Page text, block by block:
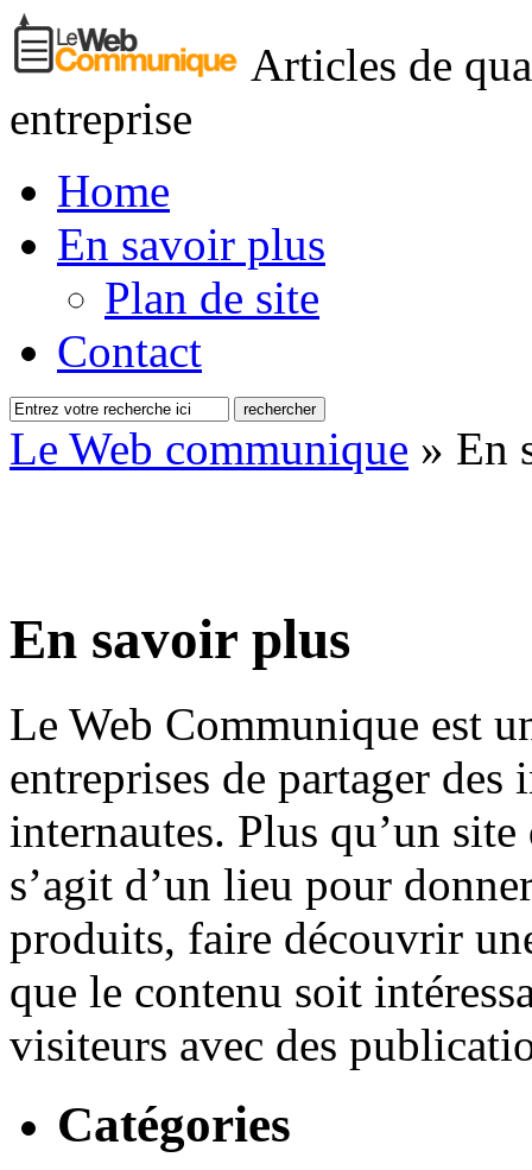
Articles de
entreprise
Home
En savoir plus
Plan de site
Contact
Le Web communique » En
En savoir plus
Le Web Communique est
entreprises de partager
internautes. Plus qu’un
s’agit d’un lieu pour
produits, faire découvrir
que le contenu soit
visiteurs avec des
Catégories